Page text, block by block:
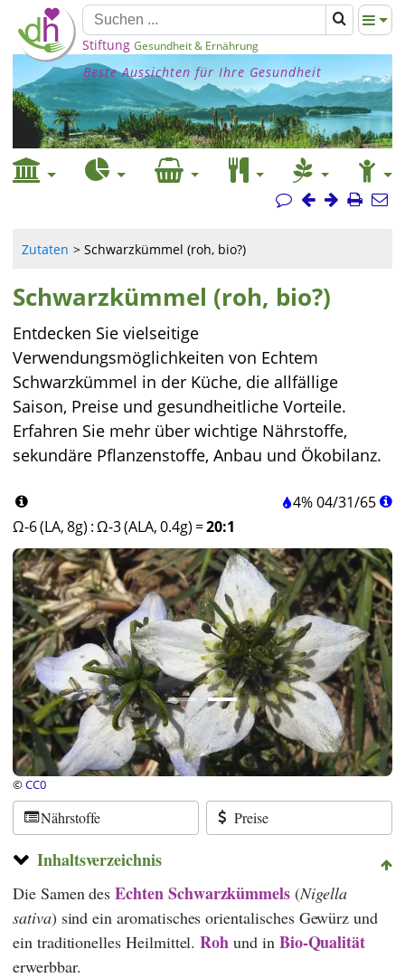
Stiftung Gesundheit & Ernährung
Beste Aussichten für Ihre Gesundheit
Zutaten Schwarzkümmel (roh, bio?)
Schwarzkümmel (roh, bio?)
Entdecken Sie vielseitige
Verwendungsmöglichkeiten von Echtem
Schwarzkümmel in der Küche, die allfällige
Saison, Preise und gesundheitliche Vorteile.
Erfahren Sie mehr über wichtige Nährstoffe,
sekundäre Pflanzenstoffe, Anbau und Ökobilanz.
4%04/31/65
Ω-6 (LA, 8g) :Ω-3 (ALA, 0.4g) =20:1
©CC0
Nährstoffe Preise
Inhaltsverzeichnis
Die Samen desEchten Schwarzkümmels (Nigella
sativa) sind ein aromatisches orientalisches Gewürz und
ein traditionelles Heilmittel.Roh und in Bio-Qualität
erwerbbar.